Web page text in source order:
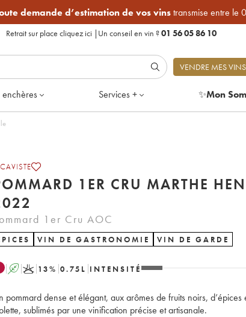
demande d’estimation de vos vinstransmise entre le
Retrait sur place cliquez ici | Un conseil en vin ?01 56 05 86 10
VENDRE MES VINS
Services + ✨Mon
1ER CRU MARTHE
1er Cru AOC
VIN DE GASTRONOMIE VIN DE GARDE
A K 13% 0.75 L INTENSITÉ
pommard dense et élégant, aux arômes de fruits noirs, d’épices
sublimés par une vinification précise et artisanale.